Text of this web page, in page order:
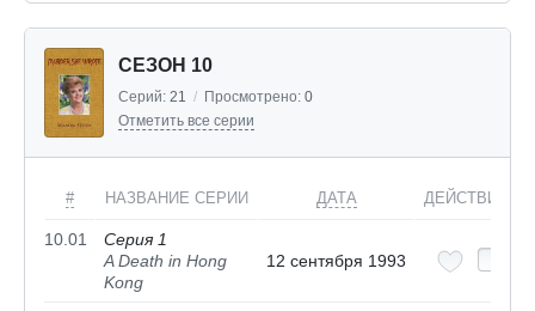
СЕЗОН 10
Серий: 21 / Просмотрено: 0
Отметить все серии
# НАЗВАНИЕ СЕРИИ ДАТА ДЕЙСТВИЯ
10.01
Серия 1
A Death in Hong
Kong
12 сентября 1993